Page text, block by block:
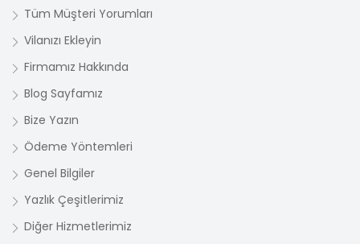
Tüm Müşteri Yorumları
Vilanızı Ekleyin
Firmamız Hakkında
Blog Sayfamız
Bize Yazın
Ödeme Yöntemleri
Genel Bilgiler
Yazlık Çeşitlerimiz
Diğer Hizmetlerimiz